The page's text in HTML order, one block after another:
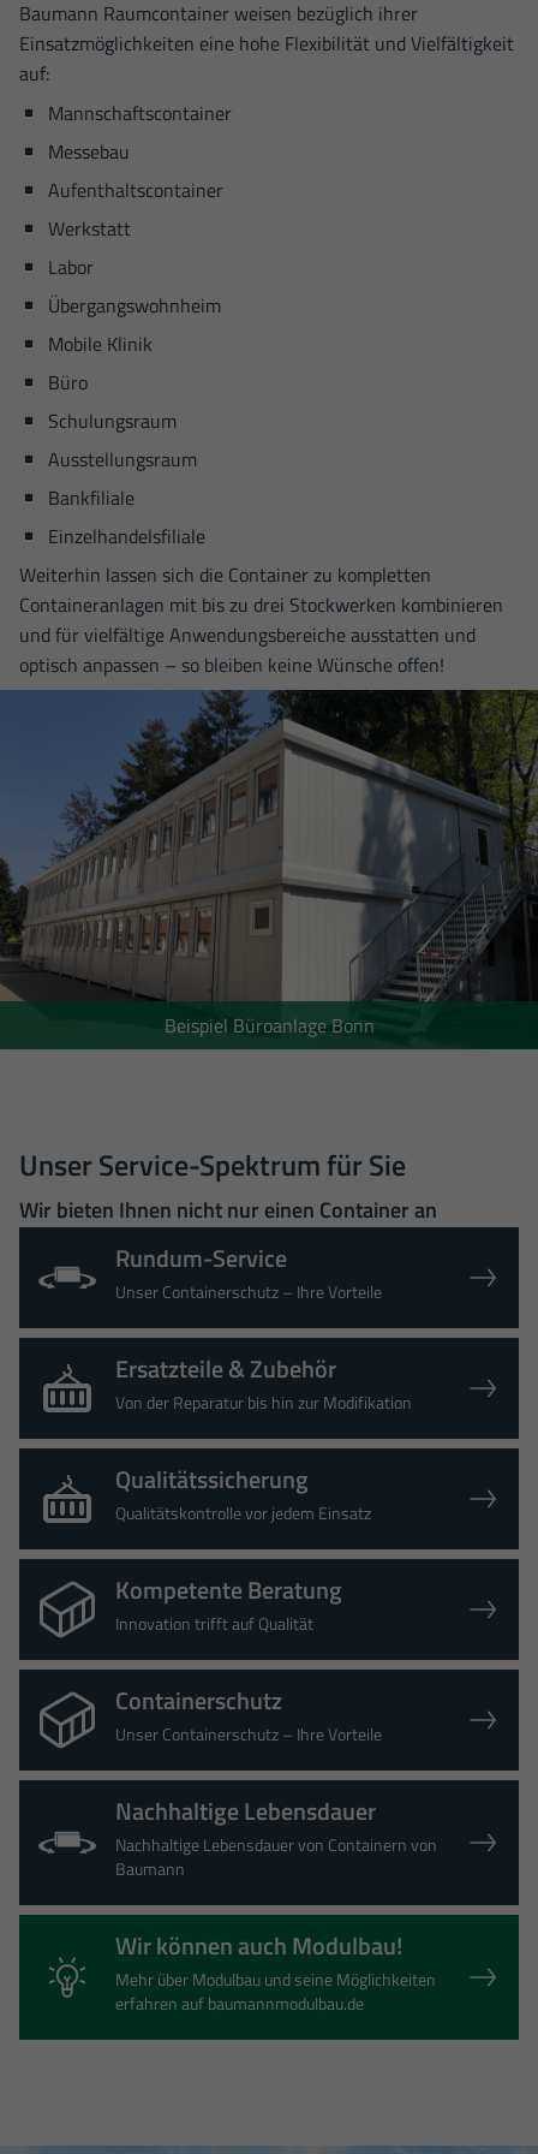
Baumann Raumcontainer weisen bezüglich ihrer
Einsatzmöglichkeiten eine hohe Flexibilität und Vielfältigkeit
auf:
Mannschaftscontainer
Messebau
Aufenthaltscontainer
Werkstatt
Labor
Übergangswohnheim
Mobile Klinik
Büro
Schulungsraum
Ausstellungsraum
Bankfiliale
Einzelhandelsfiliale
Weiterhin lassen sich die Container zu kompletten
Containeranlagen mit bis zu drei Stockwerken kombinieren
und für vielfältige Anwendungs­bereiche ausstatten und
optisch anpassen – so bleiben keine Wünsche offen!
Beispiel Büroanlage Bonn
Unser Service-Spektrum für Sie
Wir bieten Ihnen nicht nur einen Container an
Rundum-Service
Unser Containerschutz – Ihre Vorteile
Ersatzteile & Zubehör
Von der Reparatur bis hin zur Modifikation
Qualitätssicherung
Qualitätskontrolle vor jedem Einsatz
Kompetente Beratung
Innovation trifft auf Qualität
Containerschutz
Unser Containerschutz – Ihre Vorteile
Nachhaltige Lebensdauer
Nachhaltige Lebensdauer von Containern von
Baumann
Wir können auch Modulbau!
Mehr über Modulbau und seine Möglichkeiten
erfahren auf baumannmodulbau.de
Statistik Cookies erfassen Informationen anonym. Diese Informationen helfen
uns zu verstehen, wie unsere Besucher unsere Website nutzen.